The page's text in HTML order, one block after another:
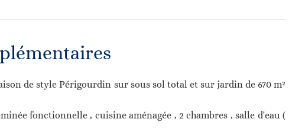
de style Périgourdin sur sous sol total et sur jardin de 670 m²
fonctionnelle , cuisine aménagée , 2 chambres , salle d'eau (